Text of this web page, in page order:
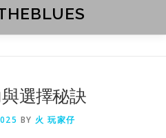
選擇秘訣
BY 火 玩家仔